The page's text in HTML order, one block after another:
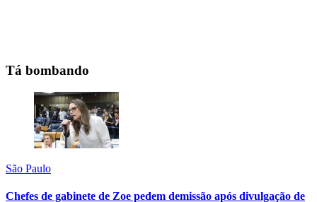
Tá bombando
São Paulo
Chefes de gabinete de Zoe pedem demissão após divulgação de